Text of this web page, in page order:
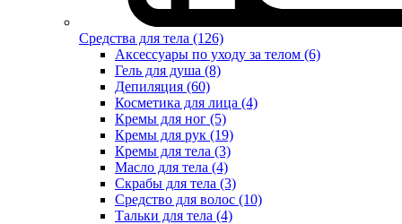
Средства для тела (126)
Аксессуары по уходу за телом (6)
Гель для душа (8)
Депиляция (60)
Косметика для лица (4)
Кремы для ног (5)
Кремы для рук (19)
Кремы для тела (3)
Масло для тела (4)
Скрабы для тела (3)
Средство для волос (10)
Тальки для тела (4)